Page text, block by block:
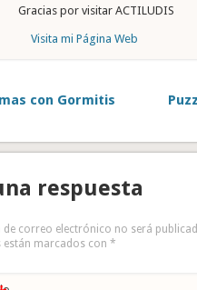
Gracias por visitar ACTILUDIS
Visita mi Página Web
con Gormitis
respuesta
de correo electrónico no será
marcados con *